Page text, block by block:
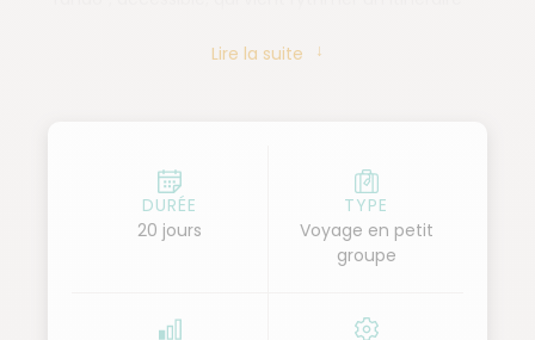
Lire la suite
DURÉE
20 jours
TYPE
Voyage en petit
groupe